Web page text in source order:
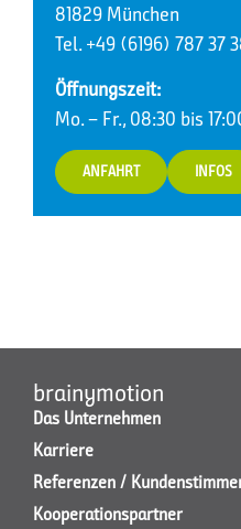
81829 München
Tel. +49 (6196) 787 37
Öffnungszeit:
Mo. – Fr., 08:30 bis
ANFAHRT INFOS
brainymotion
Das Unternehmen
Karriere
Referenzen /
Kooperationspartner